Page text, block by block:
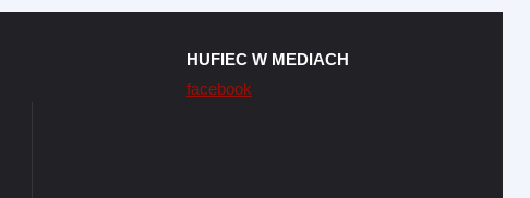
HUFIEC W MEDIACH
facebook